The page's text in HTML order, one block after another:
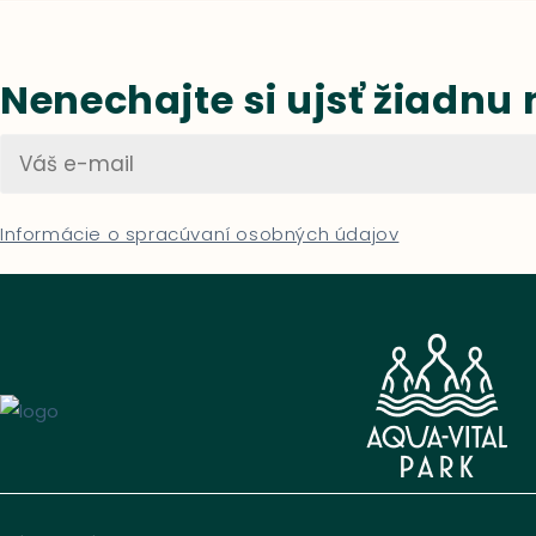
Nenechajte si ujsť žiadnu
Informácie o spracúvaní osobných údajov